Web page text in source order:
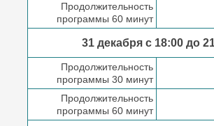
Продолжительность
программы 60 минут
31 декабря с 18:00 до
Продолжительность
программы 30 минут
Продолжительность
программы 60 минут